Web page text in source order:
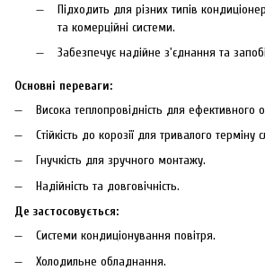
Підходить для різних типів
та комерційні системи.
Забезпечує надійне з'єднання та
Основні переваги:
Висока теплопровідність для ефективного
Стійкість до корозії для тривалого терміну
Гнучкість для зручного монтажу.
Надійність та довговічність.
Де застосовується:
Системи кондиціонування повітря.
Холодильне обладнання.